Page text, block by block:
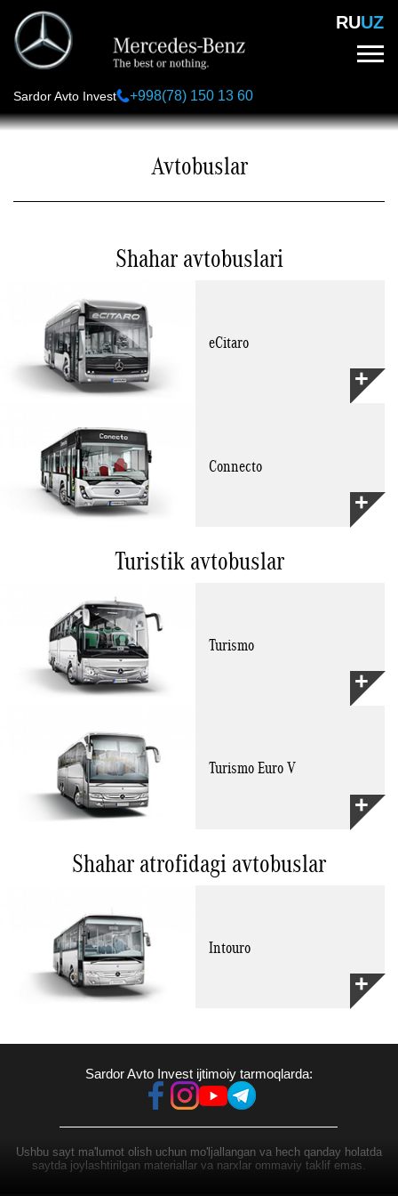
main
content
RUUZ
Sardor Avto Invest +998(78) 150 13 60
Avtobuslar
Shahar avtobuslari
eCitaro
Connecto
Turistik avtobuslar
Turismo
Turismo Euro V
Shahar atrofidagi avtobuslar
Intouro
Sardor Avto Invest ijtimoiy tarmoqlarda:
Ushbu sayt ma'lumot olish uchun mo'ljallangan va hech qanday holatda
saytda joylashtirilgan materiallar va narxlar ommaviy taklif emas.